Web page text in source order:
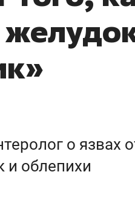
о язвах
и облепихи
знать аксакалов ио